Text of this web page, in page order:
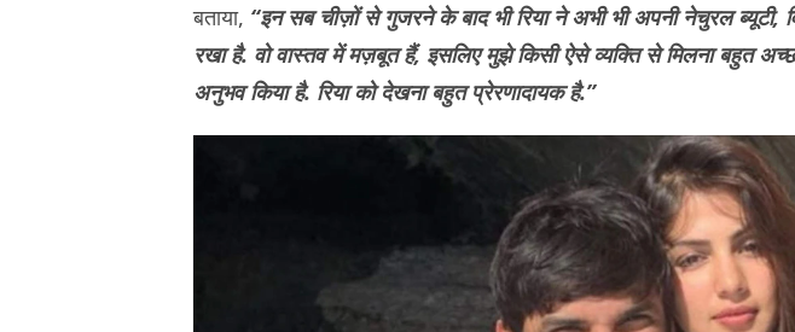
बताया, “इन सब चीज़ों से गुजरने के बाद भी रिया ने अभी भी अपनी नेचुरल ब्यूटी,
रखा है. वो वास्तव में मज़बूत हैं, इसलिए मुझे किसी ऐसे व्यक्ति से मिलना बहुत
अनुभव किया है. रिया को देखना बहुत प्रेरणादायक है.”